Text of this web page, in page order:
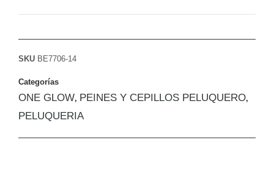
SKU BE7706-14
Categorías
ONE GLOW, PEINES Y CEPILLOS PELUQUERO,
PELUQUERIA